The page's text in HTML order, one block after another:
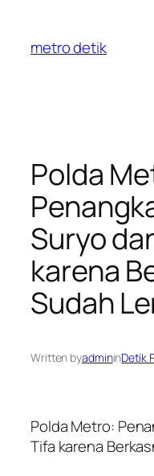
content
metro detik
Polda
Suryo
karena
Sudah
Written byadmininDetik
Polda Metro:
Tifa karena